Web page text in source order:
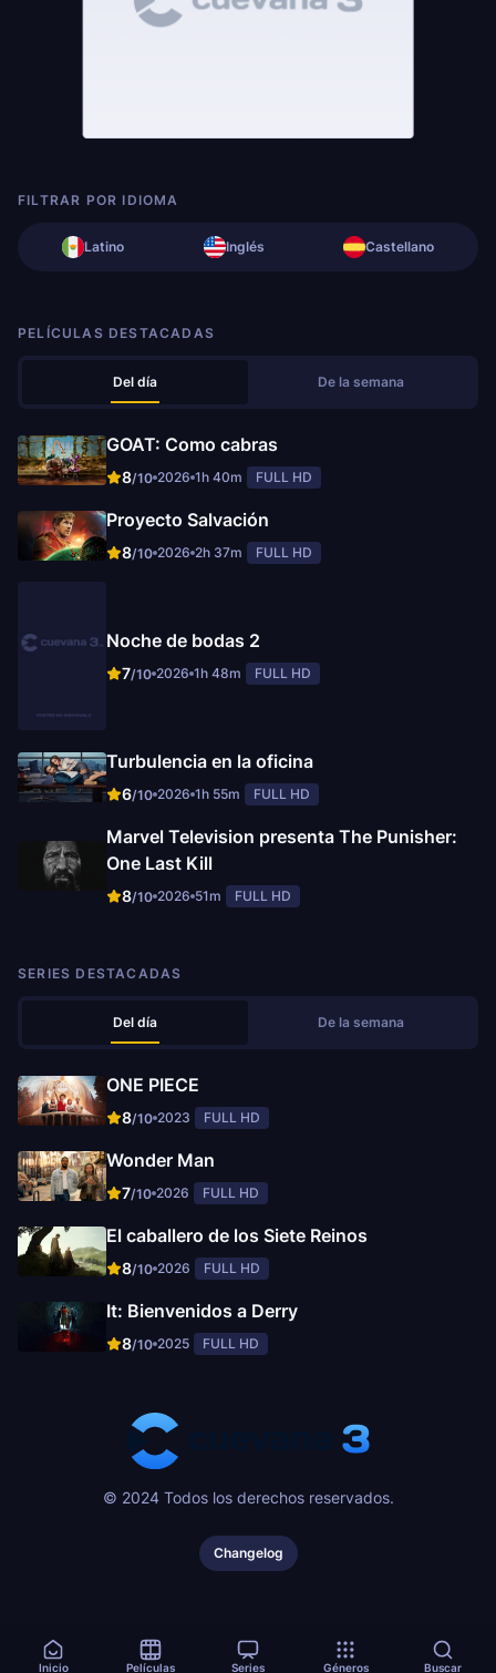
FILTRAR POR IDIOMA
Latino Inglés Castellano
PELÍCULAS DESTACADAS
Del día De la semana
GOAT: Como cabras
8/10 2026 1h 40m FULL HD
Proyecto Salvación
8/10 2026 2h 37m FULL HD
Noche de bodas 2
7/10 2026 1h 48m FULL HD
Turbulencia en la oficina
6/10 2026 1h 55m FULL HD
Marvel Television presenta The Punisher:
One Last Kill
8/10 2026 51m FULL HD
SERIES DESTACADAS
Del día De la semana
ONE PIECE
8/10 2023 FULL HD
Wonder Man
7/10 2026 FULL HD
El caballero de los Siete Reinos
8/10 2026 FULL HD
It: Bienvenidos a Derry
8/10 2025 FULL HD
© 2024 Todos los derechos reservados.
Changelog
Inicio Películas Series Géneros Buscar